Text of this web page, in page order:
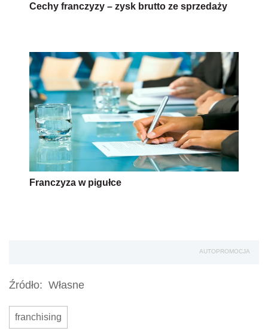
Cechy franczyzy – zysk brutto ze sprzedaży
Franczyza w pigułce
AUTOPROMOCJA
Źródło: Własne
franchising